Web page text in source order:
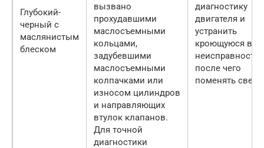
Глубокий-
черный с
маслянистым
блеском
вызвано
прохудавшими
маслосъемными
кольцами,
задубевшими
маслосъемными
колпачками или
износом цилиндров
и направляющих
втулок клапанов.
Для точной
диагностики
диагностику
двигателя и
устранить
кроющуюся
неисправность,
после чего
поменять